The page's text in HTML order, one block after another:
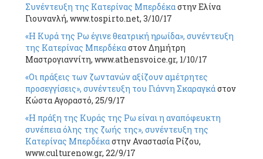
Συνέντευξη της Κατερίνας Μπερδέκαστην Ελίνα
Γιουνανλή, www.tospirto.net, 3/10/17
«Η Κυρά της Ρω έγινε θεατρική ηρωίδα», συνέντευξη
της Κατερίνας Μπερδέκαστον Δημήτρη
Μαστρογιαννίτη, www.athensvoice.gr, 1/10/17
«Οι πράξεις των ζωντανών αξίζουν αμέτρητες
προσεγγίσεις», συνέντευξη του Γιάννη Σκαραγκάστον
Κώστα Αγοραστό, 25/9/17
«Η πράξη της Κυράς της Ρω είναι η αναπόφευκτη
συνέπεια όλης της ζωής της», συνέντευξη της
Κατερίνας Μπερδέκαστην Αναστασία Ρίζου,
www.culturenow.gr, 22/9/17